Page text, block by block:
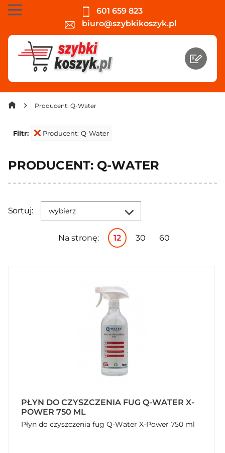
601 659 823
biuro@szybkikoszyk.pl
Producent: Q-Water
Filtr: Producent: Q-Water
PRODUCENT: Q-WATER
Sortuj: wybierz
Na stronę: 12 30 60
PŁYN DO CZYSZCZENIA FUG Q-WATER X-
POWER 750 ML
Płyn do czyszczenia fug Q-Water X-Power 750 ml